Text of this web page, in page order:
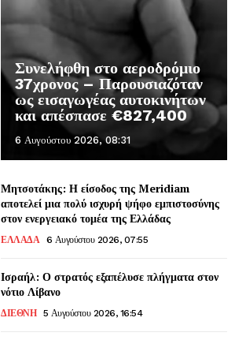
Συνελήφθη στο αεροδρόμιο
37χρονος – Παρουσιαζόταν
ως εισαγωγέας αυτοκινήτων
και απέσπασε €827,400
6 Αυγούστου 2026, 08:31
Μητσοτάκης: Η είσοδος της Meridiam
αποτελεί μια πολύ ισχυρή ψήφο εμπιστοσύνης
στον ενεργειακό τομέα της Ελλάδας
ΕΛΛΑΔΑ 6 Αυγούστου 2026, 07:55
Ισραήλ: Ο στρατός εξαπέλυσε πλήγματα στον
νότιο Λίβανο
ΔΙΕΘΝΗ 5 Αυγούστου 2026, 16:54